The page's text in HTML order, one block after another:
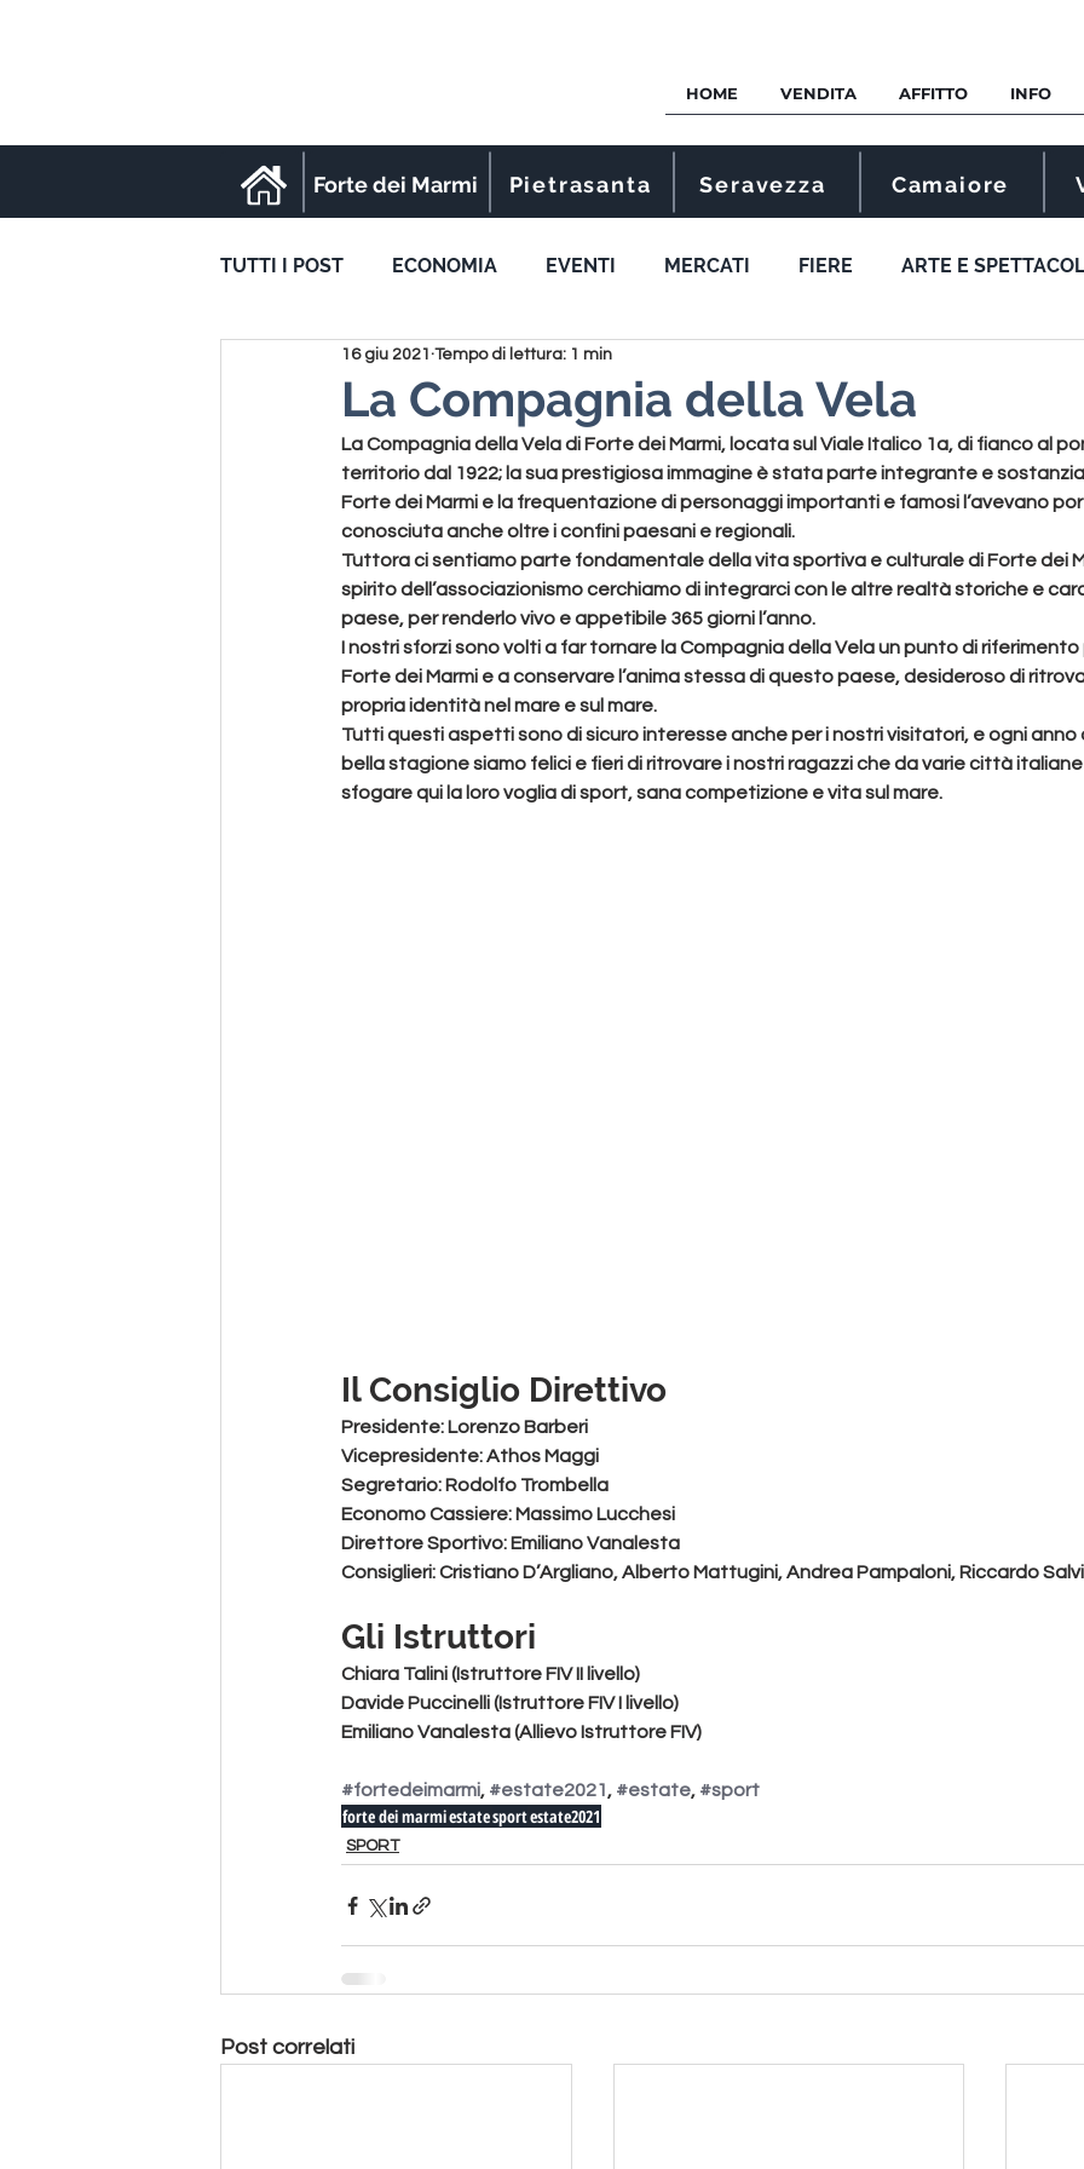
HOME VENDITA AFFITTO INFO
Forte dei Marmi Pietrasanta Seravezza Camaiore
TUTTI I POST ECONOMIA EVENTI MERCATI FIERE ARTE E
La Compagnia della Vela
16 giu 2021 Tempo di lettura: 1 min
La Compagnia della Vela di Forte dei Marmi, locata sul Viale Italico 1a, di fianco al
territorio dal 1922; la sua prestigiosa immagine è stata parte integrante e
Forte dei Marmi e la frequentazione di personaggi importanti e famosi l’avevano
conosciuta anche oltre i confini paesani e regionali.
Tuttora ci sentiamo parte fondamentale della vita sportiva e culturale di Forte dei
spirito dell’associazionismo cerchiamo di integrarci con le altre realtà storiche e
paese, per renderlo vivo e appetibile 365 giorni l’anno.
I nostri sforzi sono volti a far tornare la Compagnia della Vela un punto di riferimento
Forte dei Marmi e a conservare l’anima stessa di questo paese, desideroso di
propria identità nel mare e sul mare.
Tutti questi aspetti sono di sicuro interesse anche per i nostri visitatori, e ogni anno
bella stagione siamo felici e fieri di ritrovare i nostri ragazzi che da varie città
sfogare qui la loro voglia di sport, sana competizione e vita sul mare.
Il Consiglio Direttivo
Presidente: Lorenzo Barberi
Vicepresidente: Athos Maggi
Segretario: Rodolfo Trombella
Economo Cassiere: Massimo Lucchesi
Direttore Sportivo: Emiliano Vanalesta
Consiglieri: Cristiano D’Argliano, Alberto Mattugini, Andrea Pampaloni, Riccardo
Gli Istruttori
Chiara Talini (Istruttore FIV II livello)
Davide Puccinelli (Istruttore FIV I livello)
Emiliano Vanalesta (Allievo Istruttore FIV)
#fortedeimarmi, #estate2021, #estate, #sport
forte dei marmiestatesportestate2021
SPORT
Post correlati